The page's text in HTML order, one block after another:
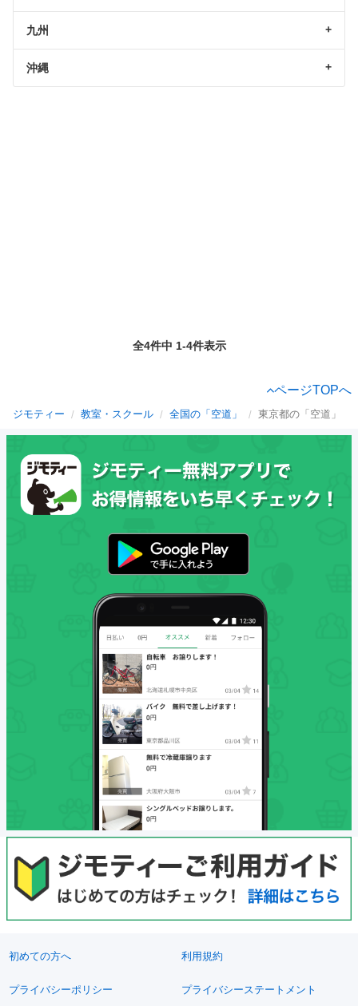
九州
沖縄
全4件中 1-4件表示
ページTOPへ
ジモティー 教室・スクール 全国の「空道」 東京都の「空道」
初めての方へ 利用規約
プライバシーポリシー プライバシーステートメント